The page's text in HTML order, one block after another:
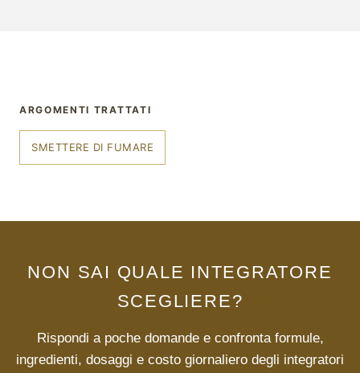
ARGOMENTI TRATTATI
SMETTERE DI FUMARE
NON SAI QUALE INTEGRATORE
SCEGLIERE?
Rispondi a poche domande e confronta formule,
ingredienti, dosaggi e costo giornaliero degli integratori